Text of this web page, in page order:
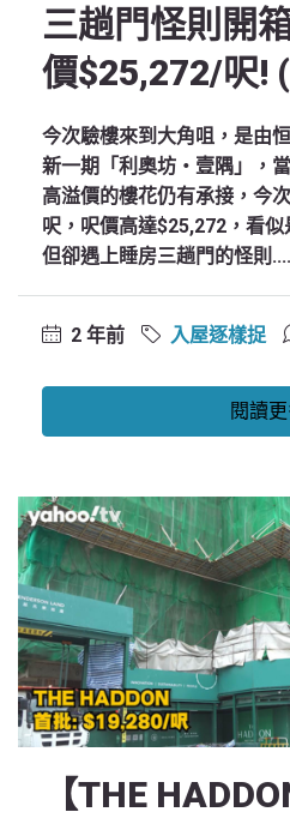
三趟門怪則開
價$25,272/呎!
今次驗樓來到大角咀，是由
新一期「利奧坊‧壹隅」，
高溢價的樓花仍有承接，今
呎，呎價高達$25,272，看似
但卻遇上睡房三趟門的怪則
2 年前 入屋逐樣捉
閱讀
【THE